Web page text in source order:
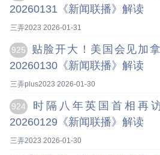
20260131《新闻联播》解读
三弄2023 2026-01-31
925
贴脸开大！美国会见加
20260130《新闻联播》解读
三弄plus2023 2026-01-30
924
时隔八年英国首相再
20260129《新闻联播》解读
三弄2023 2026-01-30